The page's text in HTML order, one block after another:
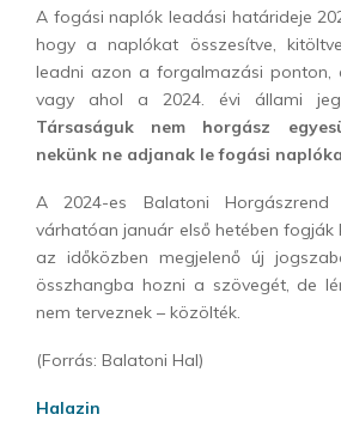
A fogási naplók leadási határideje
hogy a naplókat összesítve,
leadni azon a forgalmazási ponton,
vagy ahol a 2024. évi állami
Társaságuk nem horgász
nekünk ne adjanak le fogási
A 2024-es Balatoni Horgászrend
várhatóan január első hetében fogják
az időközben megjelenő új
összhangba hozni a szövegét, de
nem terveznek – közölték.
(Forrás: Balatoni Hal)
Halazin